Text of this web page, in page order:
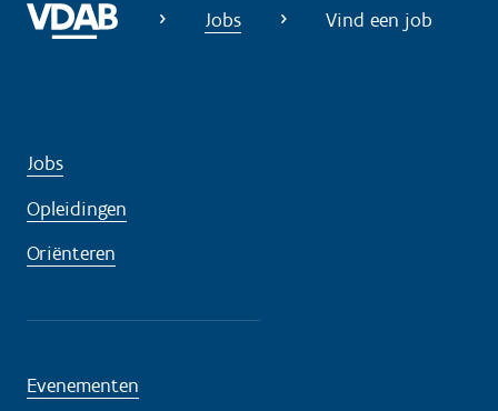
Jobs Vind een job
Jobs
Opleidingen
Oriënteren
Evenementen